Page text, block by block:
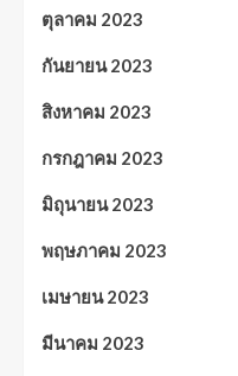
ตุลาคม 2023
กันยายน 2023
สิงหาคม 2023
กรกฎาคม 2023
มิถุนายน 2023
พฤษภาคม 2023
เมษายน 2023
มีนาคม 2023